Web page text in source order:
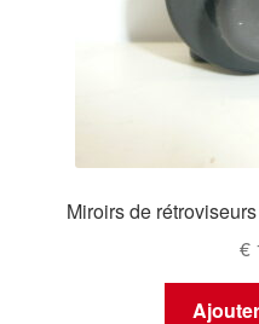
Miroirs de
€